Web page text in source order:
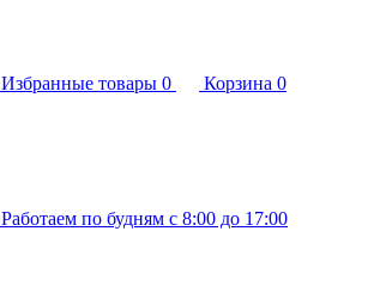
Избранные товары 0 Корзина 0
Работаем по будням с 8:00 до 17:00